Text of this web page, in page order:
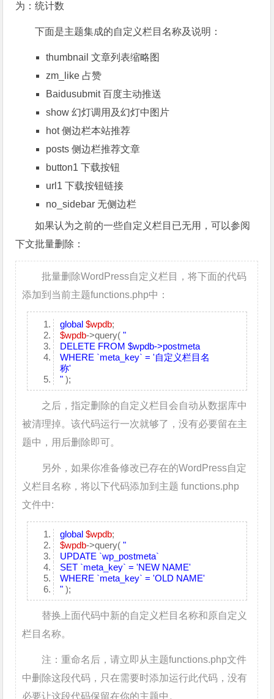
为：统计数
下面是主题集成的自定义栏目名称及说明：
thumbnail 文章列表缩略图
zm_like 占赞
Baidusubmit 百度主动推送
show 幻灯调用及幻灯中图片
hot 侧边栏本站推荐
posts 侧边栏推荐文章
button1 下载按钮
url1 下载按钮链接
no_sidebar 无侧边栏
如果认为之前的一些自定义栏目已无用，可以参阅
下文批量删除：
批量删除WordPress自定义栏目，将下面的代码
添加到当前主题functions.php中：
global $wpdb;
$wpdb->query( "
DELETE FROM $wpdb->postmeta
WHERE `meta_key` = '自定义栏目名
称'
");
之后，指定删除的自定义栏目会自动从数据库中
被清理掉。该代码运行一次就够了，没有必要留在主
题中，用后删除即可。
另外，如果你准备修改已存在的WordPress自定
义栏目名称，将以下代码添加到主题 functions.php
文件中:
global $wpdb;
$wpdb->query( "
UPDATE `wp_postmeta`
SET `meta_key` = 'NEW NAME'
WHERE `meta_key` = 'OLD NAME'
");
替换上面代码中新的自定义栏目名称和原自定义
栏目名称。
注：重命名后，请立即从主题functions.php文件
中删除这段代码，只在需要时添加运行此代码，没有
必要让这段代码保留在你的主题中。